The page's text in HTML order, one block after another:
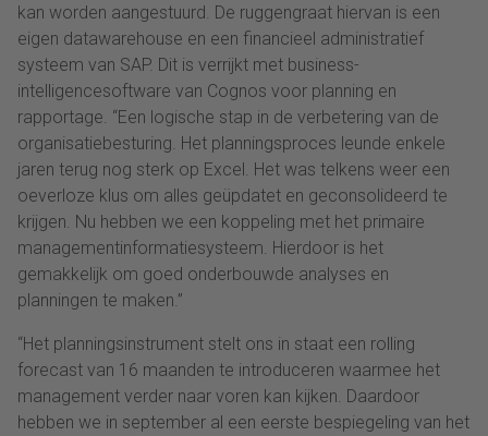
kan worden aangestuurd. De ruggengraat hiervan is een
eigen datawarehouse en een financieel administratief
systeem van SAP. Dit is verrijkt met business-
intelligencesoftware van Cognos voor planning en
rapportage. “Een logische stap in de verbetering van de
organisatiebesturing. Het planningsproces leunde enkele
jaren terug nog sterk op Excel. Het was telkens weer een
oeverloze klus om alles geüpdatet en geconsolideerd te
krijgen. Nu hebben we een koppeling met het primaire
managementinformatiesysteem. Hierdoor is het
gemakkelijk om goed onderbouwde analyses en
planningen te maken.”
“Het planningsinstrument stelt ons in staat een rolling
forecast van 16 maanden te introduceren waarmee het
management verder naar voren kan kijken. Daardoor
hebben we in september al een eerste bespiegeling van het